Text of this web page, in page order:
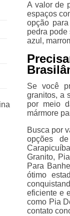
A valor de
espaços
opção
pedra pode
azul,
Se você
granitos, a
por meio
mármore
Busca por
opções
Granito,
Para
ótimo
eficiente e
como Pia
contato